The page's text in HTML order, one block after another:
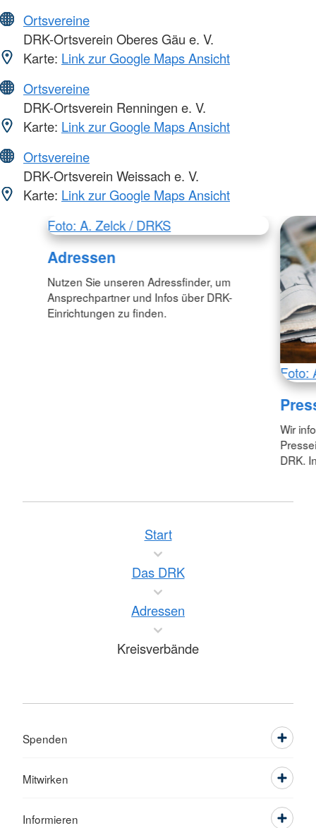
Ortsvereine
DRK-Ortsverein Oberes Gäu e. V.
Karte: Link zur Google Maps Ansicht
Ortsvereine
DRK-Ortsverein Renningen e. V.
Karte: Link zur Google Maps Ansicht
Ortsvereine
DRK-Ortsverein Weissach e. V.
Karte: Link zur Google Maps Ansicht
Foto: A. Zelck / DRKS
Adressen
Nutzen Sie unseren Adressfinder, um
Ansprechpartner und Infos über DRK-
Einrichtungen zu finden.
Foto:
Wir
DRK.
Start
Das DRK
Adressen
Kreisverbände
Spenden
Mitwirken
Informieren